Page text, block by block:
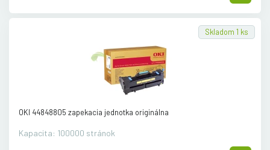
Skladom 1 ks
OKI 44848805 zapekacia jednotka originálna
Kapacita: 100000 stránok